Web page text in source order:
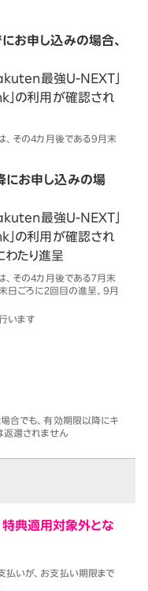
お申し込みの場合、
最強U-NEXT」
の利用が確認され
、その4カ月後である9月末
にお申し込みの場
最強U-NEXT」
の利用が確認され
たり進呈
、その4カ月後である7月末
日ごろに2回目の進呈、9月
います
合でも、有効期限以降にキ
返還されません
典適用対象外とな
払いが、お支払い期限まで